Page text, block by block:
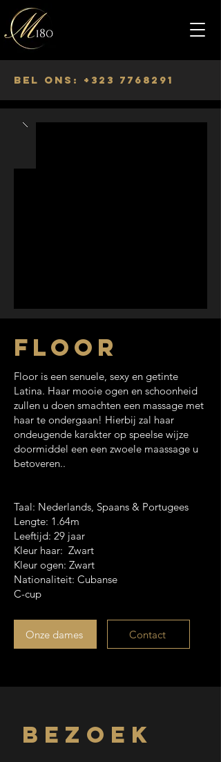
Bel ons: +323 7768291
Floor
Floor is een senuele, sexy en getinte
Latina. Haar mooie ogen en schoonheid
zullen u doen smachten een massage met
haar te ondergaan! Hierbij zal haar
ondeugende karakter op speelse wijze
doormiddel een een zwoele maassage u
betoveren..
Taal: Nederlands, Spaans & Portugees
Lengte: 1.64m
Leeftijd: 29 jaar
Kleur haar: Zwart
Kleur ogen: Zwart
Nationaliteit: Cubanse
C-cup
Onze dames Contact
BEZOEK